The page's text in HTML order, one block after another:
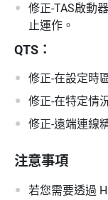
修正-TAS啟動
止運作。
QTS：
修正-在設定時
修正-在特定情
修正-遠端連線
注意事項
若您需要透過